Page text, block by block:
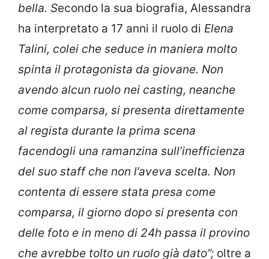
bella. Secondo la sua biografia, Alessandra
ha interpretato a 17 anni il ruolo di Elena
Talini, colei che seduce in maniera molto
spinta il protagonista da giovane. Non
avendo alcun ruolo nei casting, neanche
come comparsa, si presenta direttamente
al regista durante la prima scena
facendogli una ramanzina sull’inefficienza
del suo staff che non l’aveva scelta. Non
contenta di essere stata presa come
comparsa, il giorno dopo si presenta con
delle foto e in meno di 24h passa il provino
che avrebbe tolto un ruolo già dato”; oltre a